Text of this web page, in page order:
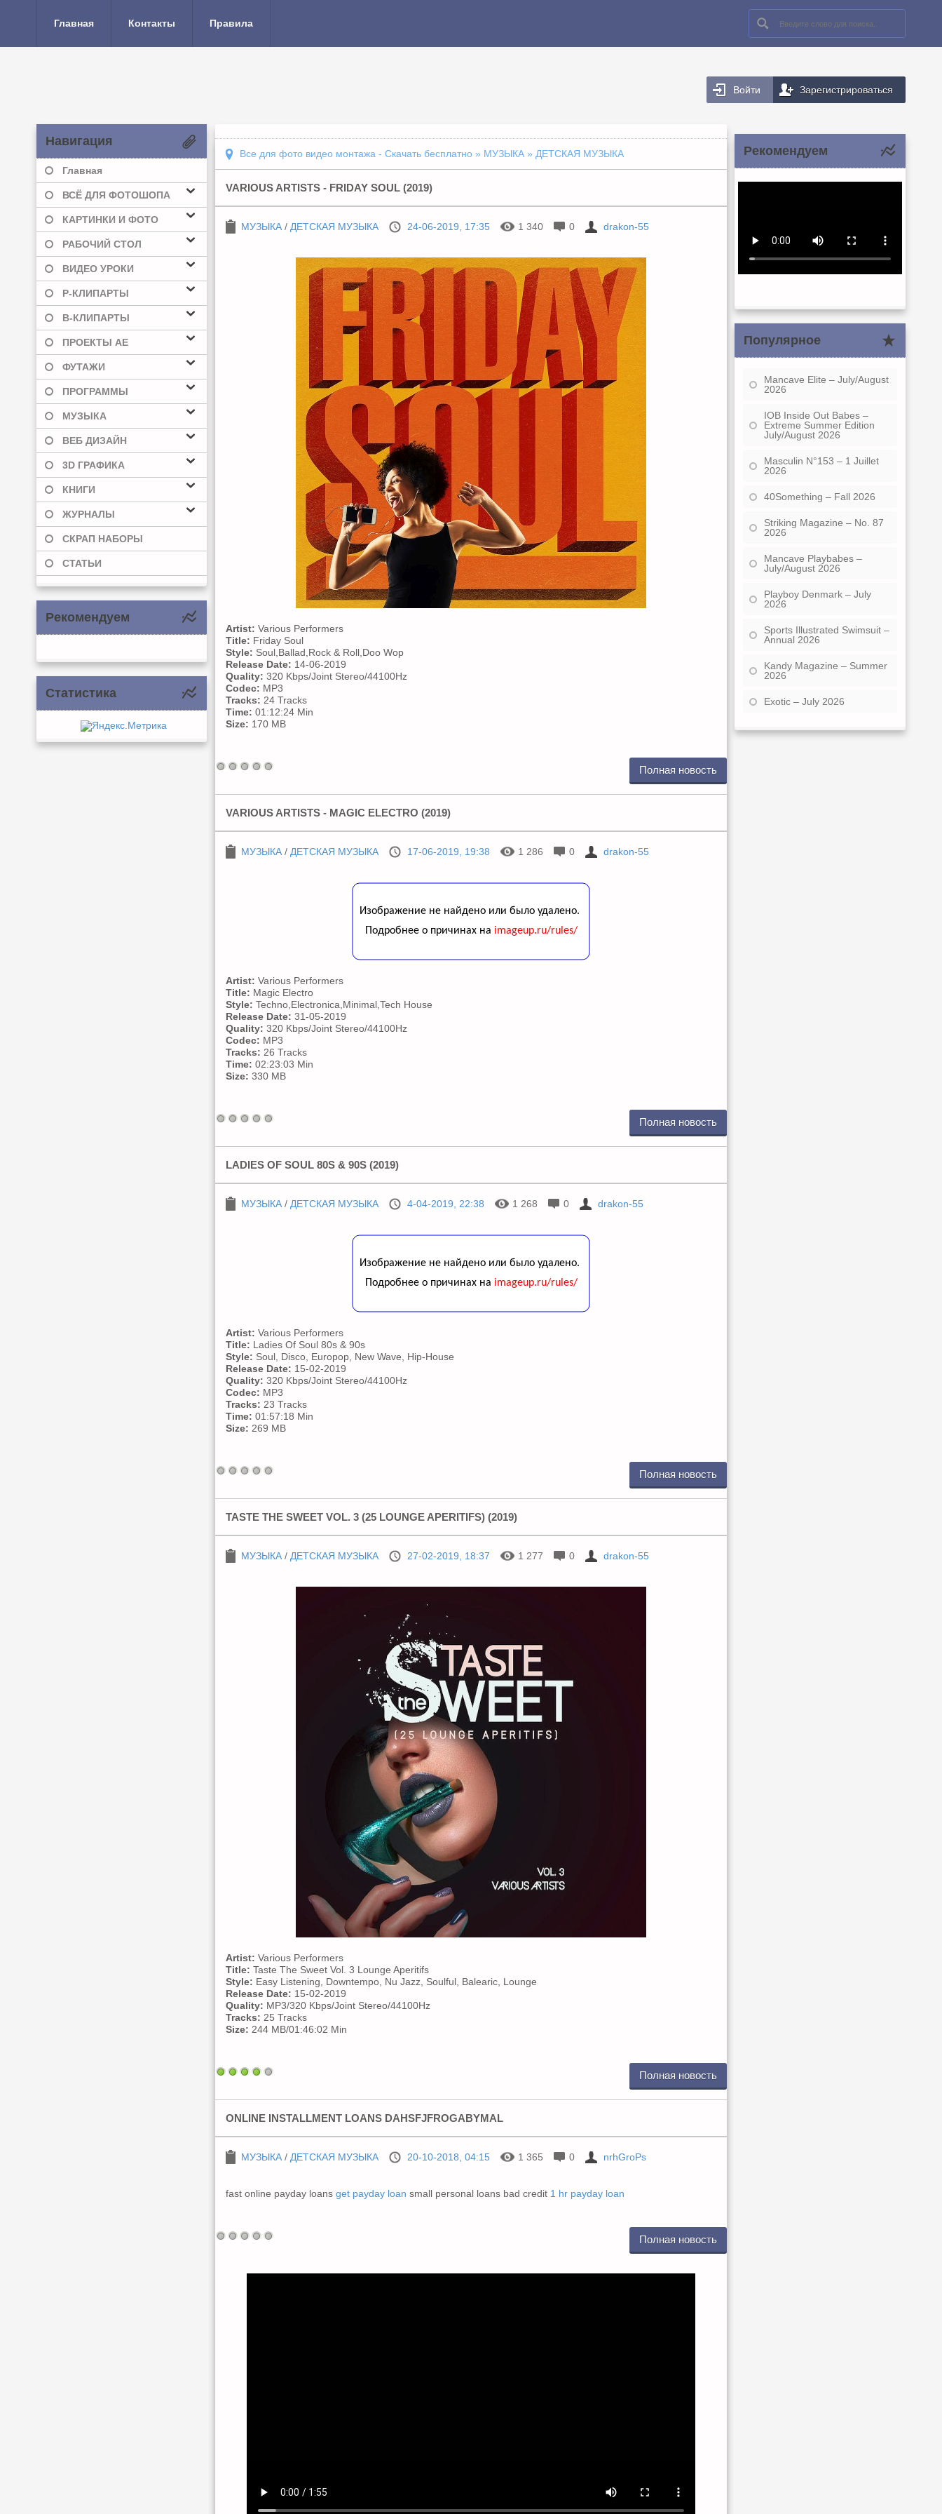
Главная Контакты Правила
Войти Зарегистрироваться
Навигация
Главная
ВСЁ ДЛЯ ФОТОШОПА
КАРТИНКИ И ФОТО
РАБОЧИЙ СТОЛ
ВИДЕО УРОКИ
Р-КЛИПАРТЫ
В-КЛИПАРТЫ
ПРОЕКТЫ AE
ФУТАЖИ
ПРОГРАММЫ
МУЗЫКА
ВЕБ ДИЗАЙН
3D ГРАФИКА
КНИГИ
ЖУРНАЛЫ
СКРАП НАБОРЫ
СТАТЬИ
Рекомендуем
Статистика
Все для фото видео монтажа - Скачать бесплатно » МУЗЫКА » ДЕТСКАЯ МУЗЫКА
VARIOUS ARTISTS - FRIDAY SOUL (2019)
МУЗЫКА / ДЕТСКАЯ МУЗЫКА 24-06-2019, 17:35 1 340 0 drakon-55
Artist: Various Performers
Title: Friday Soul
Style: Soul,Ballad,Rock & Roll,Doo Wop
Release Date: 14-06-2019
Quality: 320 Kbps/Joint Stereo/44100Hz
Codec: MP3
Tracks: 24 Tracks
Time: 01:12:24 Min
Size: 170 MB
Полная новость
VARIOUS ARTISTS - MAGIC ELECTRO (2019)
МУЗЫКА / ДЕТСКАЯ МУЗЫКА 17-06-2019, 19:38 1 286 0 drakon-55
Artist: Various Performers
Title: Magic Electro
Style: Techno,Electronica,Minimal,Tech House
Release Date: 31-05-2019
Quality: 320 Kbps/Joint Stereo/44100Hz
Codec: MP3
Tracks: 26 Tracks
Time: 02:23:03 Min
Size: 330 MB
Полная новость
LADIES OF SOUL 80S & 90S (2019)
МУЗЫКА / ДЕТСКАЯ МУЗЫКА 4-04-2019, 22:38 1 268 0 drakon-55
Artist: Various Performers
Title: Ladies Of Soul 80s & 90s
Style: Soul, Disco, Europop, New Wave, Hip-House
Release Date: 15-02-2019
Quality: 320 Kbps/Joint Stereo/44100Hz
Codec: MP3
Tracks: 23 Tracks
Time: 01:57:18 Min
Size: 269 MB
Полная новость
TASTE THE SWEET VOL. 3 (25 LOUNGE APERITIFS) (2019)
МУЗЫКА / ДЕТСКАЯ МУЗЫКА 27-02-2019, 18:37 1 277 0 drakon-55
Artist: Various Performers
Title: Taste The Sweet Vol. 3 Lounge Aperitifs
Style: Easy Listening, Downtempo, Nu Jazz, Soulful, Balearic, Lounge
Release Date: 15-02-2019
Quality: MP3/320 Kbps/Joint Stereo/44100Hz
Tracks: 25 Tracks
Size: 244 MB/01:46:02 Min
Полная новость
ONLINE INSTALLMENT LOANS DAHSFJFROGABYMAL
МУЗЫКА / ДЕТСКАЯ МУЗЫКА 20-10-2018, 04:15 1 365 0 nrhGroPs
fast online payday loans get payday loan small personal loans bad credit 1 hr payday loan
Полная новость
Рекомендуем
Популярное
Mancave Elite – July/August
2026
IOB Inside Out Babes –
Extreme Summer Edition
July/August 2026
Masculin N°153 – 1 Juillet
2026
40Something – Fall 2026
Striking Magazine – No. 87
2026
Mancave Playbabes –
July/August 2026
Playboy Denmark – July
2026
Sports Illustrated Swimsuit –
Annual 2026
Kandy Magazine – Summer
2026
Exotic – July 2026